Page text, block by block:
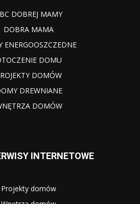
DOBREJ MAMY
DOBRA MAMA
ENERGOOSZCZEDNE
DOMU
DOMÓW
DREWNIANE
DOMÓW
INTERNETOWE
Projekty domów